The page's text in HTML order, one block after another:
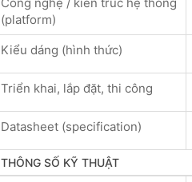
(platform)
Kiểu dáng (hình thức)
Triển khai, lắp đặt, thi công
Datasheet (specification)
THÔNG SỐ KỸ THUẬT